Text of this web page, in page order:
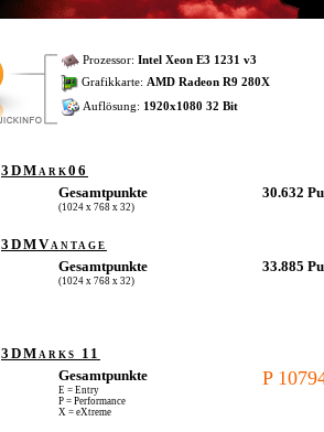
Prozessor: Intel Xeon E3 1231 v3
Grafikkarte: AMD Radeon R9 280X
Auflösung: 1920x1080 32 Bit
3DMark06
Gesamtpunkte
(1024 x 768 x 32)
30.632
3DMVantage
Gesamtpunkte
(1024 x 768 x 32)
33.885
3DMarks 11
Gesamtpunkte
E = Entry
P = Performance
X = eXtreme
P